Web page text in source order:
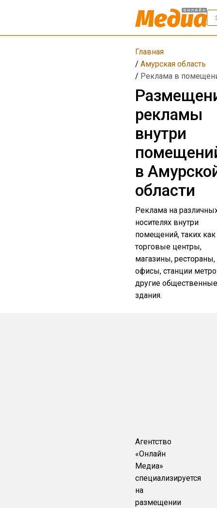
Главная
/Амурская область
/ Реклама в
рекламы
внутри
в
области
Реклама на
носителях внутри
помещений, таких как
торговые центры,
магазины, рестораны,
офисы, станции
другие
здания.
Агентство
«Онлайн
Медиа»
специализируется
на
размещении